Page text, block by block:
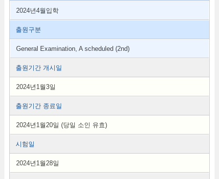
2024년4월입학
출원구분
General Examination, A scheduled (2nd)
출원기간 개시일
2024년1월3일
출원기간 종료일
2024년1월20일 (당일 소인 유효)
시험일
2024년1월28일